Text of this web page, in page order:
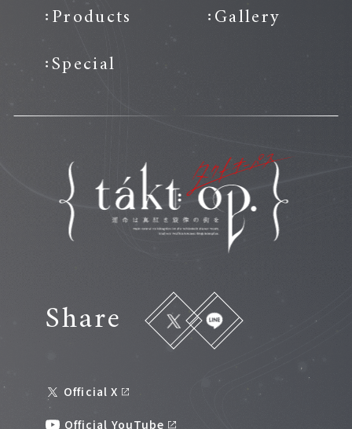
Products
Gallery
Special
Share
Official X
Official YouTube